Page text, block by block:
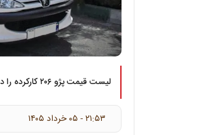
لیست قیمت پژو ۲۰۶ کارکرده را در این گزارش بخوانید.
۲۱:۵۳ - ۰۵ خرداد ۱۴۰۵